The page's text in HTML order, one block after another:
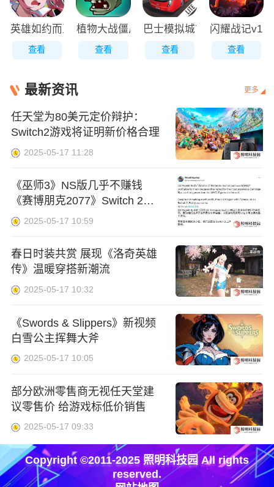
英雄如约而至v7.6.332安卓版
查看
植物大战僵尸Free
查看
巴士模拟城市之旅
查看
闪耀战记v1.0
查看
最新资讯 更多
任天堂为80美元定价辩护：
Switch2游戏将证明新价格合理
2025-05-17 11:28
《巫师3》NS版几乎不赚钱
《赛博朋克2077》Switch 2版
截图2025-05-17 10:59
春日时装共赏 展现《洛奇英雄
传》温暖穿搭新潮流
2025-05-17 10:32
《Swords & Slippers》新视频
白雪公主挥舞大斧
2025-05-17 10:05
部分欧洲零售商无视任天堂建
议零售价 给游戏标低价销售
2025-05-17 09:33
Copyright ©2011-2025 照明科技园 All rights
reserved.